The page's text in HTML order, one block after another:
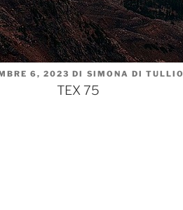
6, 2023 DI SIMONA DI TULLIO
TEX 75